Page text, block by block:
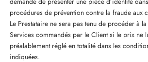
procédures de prévention contre la fraude aux
Le Prestataire ne sera pas tenu de procéder à
Services commandés par le Client si le prix ne
préalablement réglé en totalité dans les
indiquées.